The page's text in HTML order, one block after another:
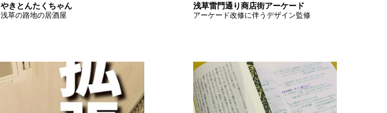
やきとんたくちゃん
浅草の路地の居酒屋
浅草雷門通り商店街アーケード
アーケード改修に伴うデザイン監修